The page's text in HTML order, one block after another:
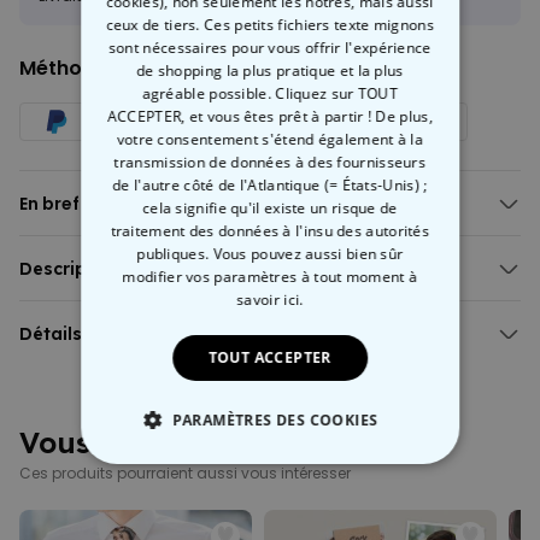
Méthode de paiment :
En bref
Avec un design amusant de fermeture éclair
Cadeau unique et humoristique pour votre partenaire
Coupe ajustée et extensible
Plusieurs motifs et tailles disponibles
Lavage à la main recommandé
Description
Caleçon personnalisé Design fermeture éclair
Ajoutez une dose d'humour à votre tiroir à sous-vêtements avec ce
caleçon personnalisable au design de fermeture éclair !
Téléchargez votre photo préférée, choisissez parmi différents
vous-même ou pour votre partenaire ausens de l’humour bien
développé
Avec son imprimé espiègle en forme de fermeture éclair et votre
cadeau humoristique qui fera bien rire
le destinataire !
Détails
Caleçon personnalisé Design fermeture éclair
Coupe confortable et élastique (moulant)
Mélange de matières respirantes avec technologie d’évacuation
de l’humidité et de refroidissement
l’entrejambe
Vous avez vu ?
Ces produits pourraient aussi vous intéresser
ceux de tiers. Ces petits fichiers texte mignons
sont nécessaires pour vous offrir l'expérience
de shopping la plus pratique et la plus
agréable possible. Cliquez sur TOUT
ACCEPTER, et vous êtes prêt à partir ! De plus,
votre consentement s'étend également à la
transmission de données à des fournisseurs
de l'autre côté de l'Atlantique (= États-Unis) ;
cela signifie qu'il existe un risque de
traitement des données à l'insu des autorités
publiques. Vous pouvez aussi bien sûr
modifier vos paramètres à tout momentà
savoir ici.
TOUT ACCEPTER
PARAMÈTRES DES COOKIES
STRICTEMENT NÉCESSAIRE
PERFORMANCE